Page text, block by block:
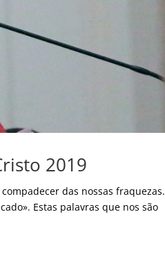
2019
das nossas fraquezas.
Estas palavras que nos são